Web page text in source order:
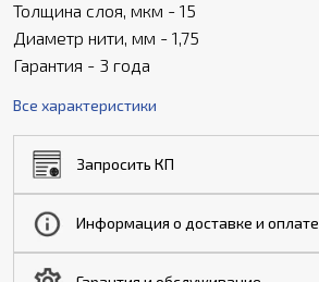
Толщина слоя, мкм - 15
Диаметр нити, мм - 1,75
Гарантия - 3 года
Все характеристики
Запросить КП
Информация о доставке и оплате